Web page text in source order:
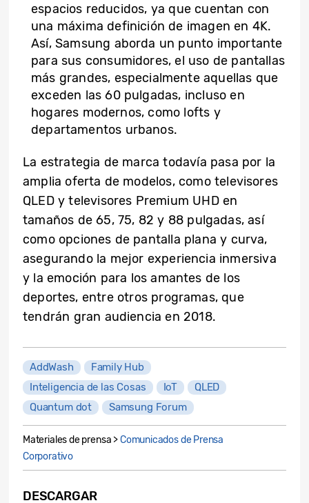
espacios reducidos, ya que cuentan con
una máxima definición de imagen en 4K.
Así, Samsung aborda un punto importante
para sus consumidores, el uso de pantallas
más grandes, especialmente aquellas que
exceden las 60 pulgadas, incluso en
hogares modernos, como lofts y
departamentos urbanos.
La estrategia de marca todavía pasa por la
amplia oferta de modelos, como televisores
QLED y televisores Premium UHD en
tamaños de 65, 75, 82 y 88 pulgadas, así
como opciones de pantalla plana y curva,
asegurando la mejor experiencia inmersiva
y la emoción para los amantes de los
deportes, entre otros programas, que
tendrán gran audiencia en 2018.
AddWash
Family Hub
Inteligencia de las Cosas
IoT
QLED
Quantum dot
Samsung Forum
Materiales de prensa >Comunicados de Prensa
Corporativo
DESCARGAR